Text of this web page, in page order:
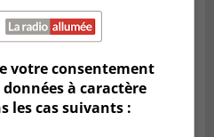
votre consentement
à caractère
les cas suivants :